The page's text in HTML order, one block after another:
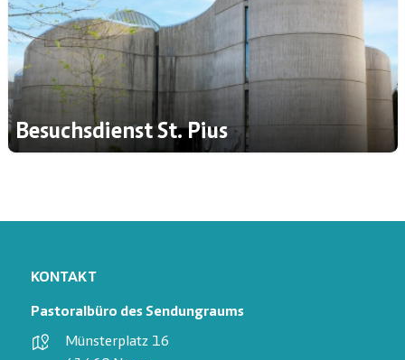
Besuchsdienst St. Pius
KONTAKT
Pastoralbüro des Sendungraums
Münsterplatz 16